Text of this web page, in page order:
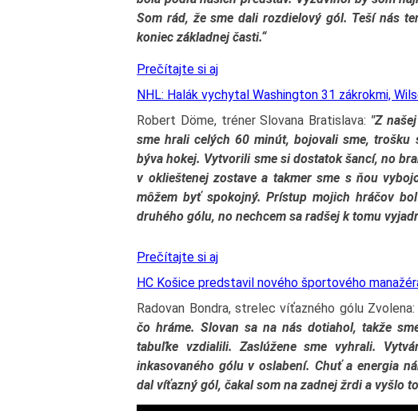
Som rád, že sme dali rozdielový gól. Teší nás
koniec základnej časti.“
Prečítajte si aj
NHL: Halák vychytal Washington 31 zákrokmi,
Robert Döme, tréner Slovana Bratislava: "Z
sme hrali celých 60 minút, bojovali sme, trošku
býva hokej. Vytvorili sme si dostatok šancí, no
v oklieštenej zostave a takmer sme s ňou
môžem byť spokojný. Prístup mojich hráčov
druhého gólu, no nechcem sa radšej k tomu
Prečítajte si aj
HC Košice predstavil nového športového
Radovan Bondra, strelec víťazného gólu Zvolena:
čo hráme. Slovan sa na nás dotiahol, takže
tabuľke vzdialili. Zaslúžene sme vyhrali.
inkasovaného gólu v oslabení. Chuť a energia
dal víťazný gól, čakal som na zadnej žrdi a vyšlo